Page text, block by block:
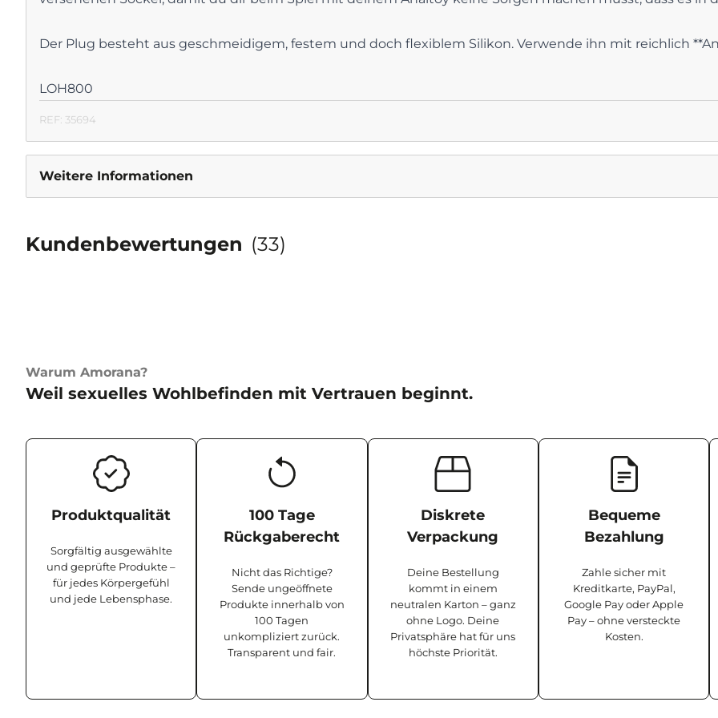
Der Plug besteht aus geschmeidigem, festem und doch flexiblem Silikon. Verwende ihn mit reichlich
LOH800
REF: 35694
Weitere Informationen
Kundenbewertungen (33)
Warum Amorana?
Weil sexuelles Wohlbefinden mit Vertrauen beginnt.
Produktqualität
Sorgfältig ausgewählte
und geprüfte Produkte –
für jedes Körpergefühl
und jede Lebensphase.
100 Tage
Rückgaberecht
Nicht das Richtige?
Sende ungeöffnete
Produkte innerhalb von
100 Tagen
unkompliziert zurück.
Transparent und fair.
Diskrete
Verpackung
Deine Bestellung
kommt in einem
neutralen Karton – ganz
ohne Logo. Deine
Privatsphäre hat für uns
höchste Priorität.
Bequeme
Bezahlung
Zahle sicher mit
Kreditkarte, PayPal,
Google Pay oder Apple
Pay – ohne versteckte
Kosten.